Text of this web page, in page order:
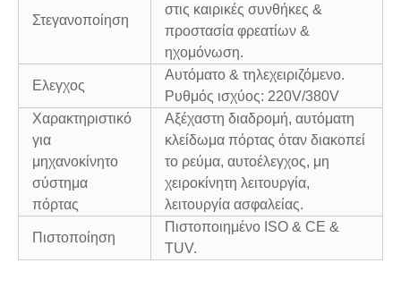
Στεγανοποίηση
στις καιρικές συνθήκες &
προστασία φρεατίων &
ηχομόνωση.
Ελεγχος
Αυτόματο & τηλεχειριζόμενο.
Ρυθμός ισχύος: 220V/380V
Χαρακτηριστικό
για
μηχανοκίνητο
σύστημα
πόρτας
Αξέχαστη διαδρομή, αυτόματη
κλείδωμα πόρτας όταν διακοπεί
το ρεύμα, αυτοέλεγχος, μη
χειροκίνητη λειτουργία,
λειτουργία ασφαλείας.
Πιστοποίηση
Πιστοποιημένο ISO & CE &
TUV.